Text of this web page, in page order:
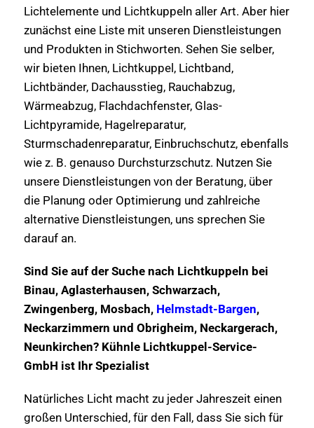
Lichtelemente und Lichtkuppeln aller Art. Aber hier
zunächst eine Liste mit unseren Dienstleistungen
und Produkten in Stichworten. Sehen Sie selber,
wir bieten Ihnen, Lichtkuppel, Lichtband,
Lichtbänder, Dachausstieg, Rauchabzug,
Wärmeabzug, Flachdachfenster, Glas-
Lichtpyramide, Hagelreparatur,
Sturmschadenreparatur, Einbruchschutz, ebenfalls
wie z. B. genauso Durchsturzschutz. Nutzen Sie
unsere Dienstleistungen von der Beratung, über
die Planung oder Optimierung und zahlreiche
alternative Dienstleistungen, uns sprechen Sie
darauf an.
Sind Sie auf der Suche nach Lichtkuppeln bei
Binau, Aglasterhausen, Schwarzach,
Zwingenberg, Mosbach, Helmstadt-Bargen,
Neckarzimmern und Obrigheim, Neckargerach,
Neunkirchen? Kühnle Lichtkuppel-Service-
GmbH ist Ihr Spezialist
Natürliches Licht macht zu jeder Jahreszeit einen
großen Unterschied, für den Fall, dass Sie sich für